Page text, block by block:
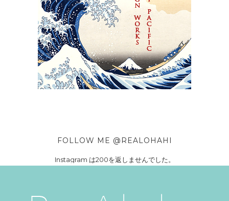
FOLLOW ME @REALOHAHI
Instagram は200を返しませんでした。